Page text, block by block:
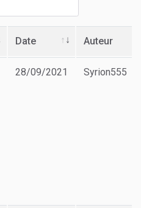
Date Auteur
28/09/2021 Syrion555